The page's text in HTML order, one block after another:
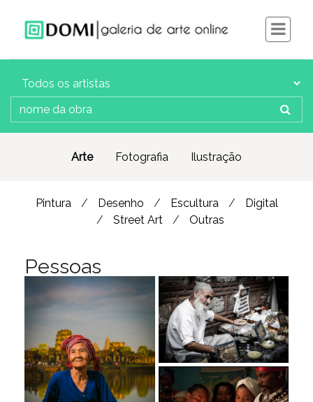
Arte Fotografia Ilustração
Pintura Desenho Escultura
Digital
Street Art
Outras
Pessoas